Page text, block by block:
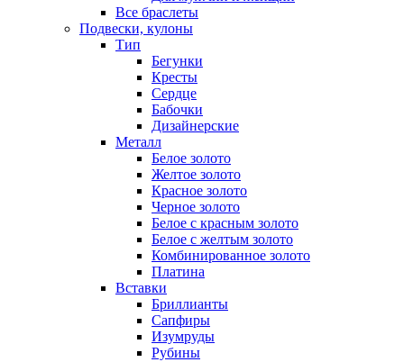
Все браслеты
Подвески, кулоны
Тип
Бегунки
Кресты
Сердце
Бабочки
Дизайнерские
Металл
Белое золото
Желтое золото
Красное золото
Черное золото
Белое с красным золото
Белое с желтым золото
Комбинированное золото
Платина
Вставки
Бриллианты
Сапфиры
Изумруды
Рубины